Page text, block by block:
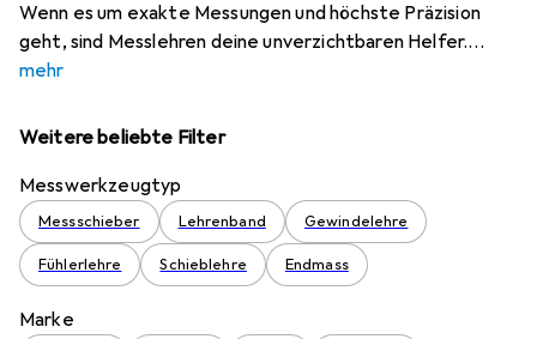
Wenn es um exakte Messungen und höchste Präzision
geht, sind Messlehren deine unverzichtbaren Helfer.
mehr
Weitere beliebte Filter
Messwerkzeugtyp
Messschieber Lehrenband Gewindelehre
Fühlerlehre Schieblehre Endmass
Marke